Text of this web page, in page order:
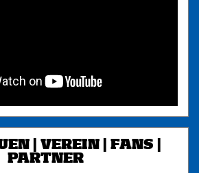
| VEREIN | FANS |
PARTNER